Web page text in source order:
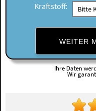
Kraftstoff:
WEITER
Ihre Daten
Wir